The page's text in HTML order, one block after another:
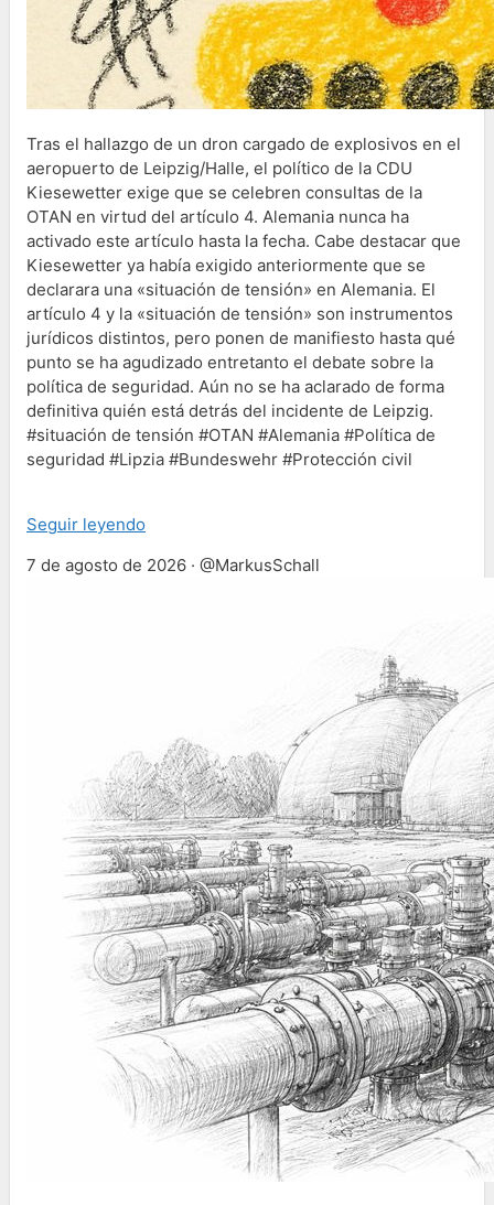
Tras el hallazgo de un dron cargado de explosivos en el
aeropuerto de Leipzig/Halle, el político de la CDU
Kiesewetter exige que se celebren consultas de la
OTAN en virtud del artículo 4. Alemania nunca ha
activado este artículo hasta la fecha. Cabe destacar que
Kiesewetter ya había exigido anteriormente que se
declarara una «situación de tensión» en Alemania. El
artículo 4 y la «situación de tensión» son instrumentos
jurídicos distintos, pero ponen de manifiesto hasta qué
punto se ha agudizado entretanto el debate sobre la
política de seguridad. Aún no se ha aclarado de forma
definitiva quién está detrás del incidente de Leipzig.
#situación de tensión #OTAN #Alemania #Política de
seguridad #Lipzia #Bundeswehr #Protección civil
Seguir leyendo
7 de agosto de 2026 · @MarkusSchall